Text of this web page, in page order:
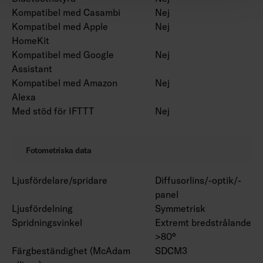
Kompatibel med Casambi
Nej
Kompatibel med Apple
HomeKit
Nej
Kompatibel med Google
Assistant
Nej
Kompatibel med Amazon
Alexa
Nej
Med stöd för IFTTT Nej
Fotometriska data
Ljusfördelare/spridare
Diffusorlins/-optik/-
panel
Ljusfördelning
Symmetrisk
Spridningsvinkel
Extremt bredstrålande
>80°
Färgbeständighet (McAdam
SDCM3